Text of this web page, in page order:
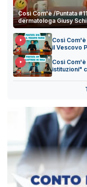
Così Com'è /Puntata
dermatologa Giusy
Così
il Vescovo
Così
istituzioni"